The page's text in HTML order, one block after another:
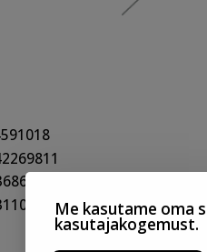
Me kasutame oma
kasutajakogemust.